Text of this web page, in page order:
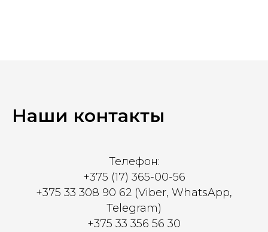
Наши контакты
Телефон:
+375 (17) 365-00-56
+375 33 308 90 62 (Viber, WhatsApp,
Telegram)
+375 33 356 56 30